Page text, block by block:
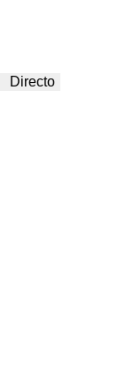
Directo